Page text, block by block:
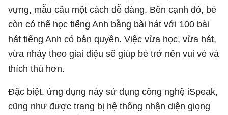
vựng, mẫu câu một cách dễ dàng. Bên cạnh đó, bé
còn có thể học tiếng Anh bằng bài hát với 100 bài
hát tiếng Anh có bản quyền. Việc vừa học, vừa hát,
vừa nhảy theo giai điệu sẽ giúp bé trở nên vui vẻ và
thích thú hơn.
Đặc biệt, ứng dụng này sử dụng công nghệ iSpeak,
cũng như được trang bị hệ thống nhận diện giọng